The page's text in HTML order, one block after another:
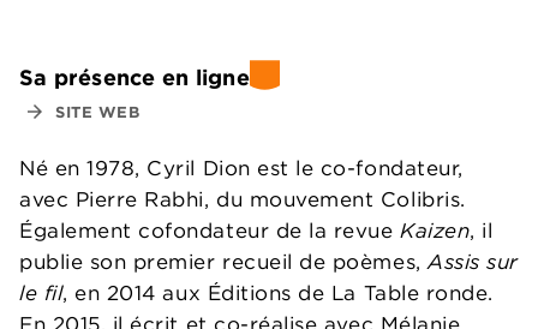
Né en 1978, Cyril Dion est le co-fondateur,
avec Pierre Rabhi, du mouvement Colibris.
Également cofondateur de la revueKaizen, il
publie son premier recueil de poèmes,Assis sur
le fil, en 2014 aux Éditions de La Table ronde.
Sa présence en ligne
arrow_forward SITE WEB